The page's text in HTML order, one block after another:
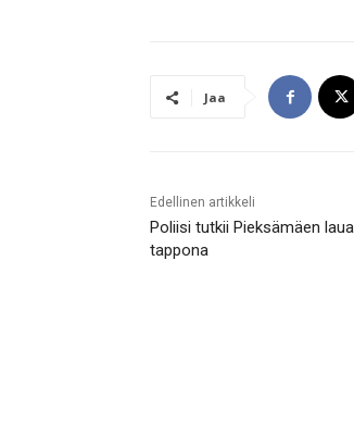
Jaa
Edellinen artikkeli
Poliisi tutkii Pieksämäen
tappona